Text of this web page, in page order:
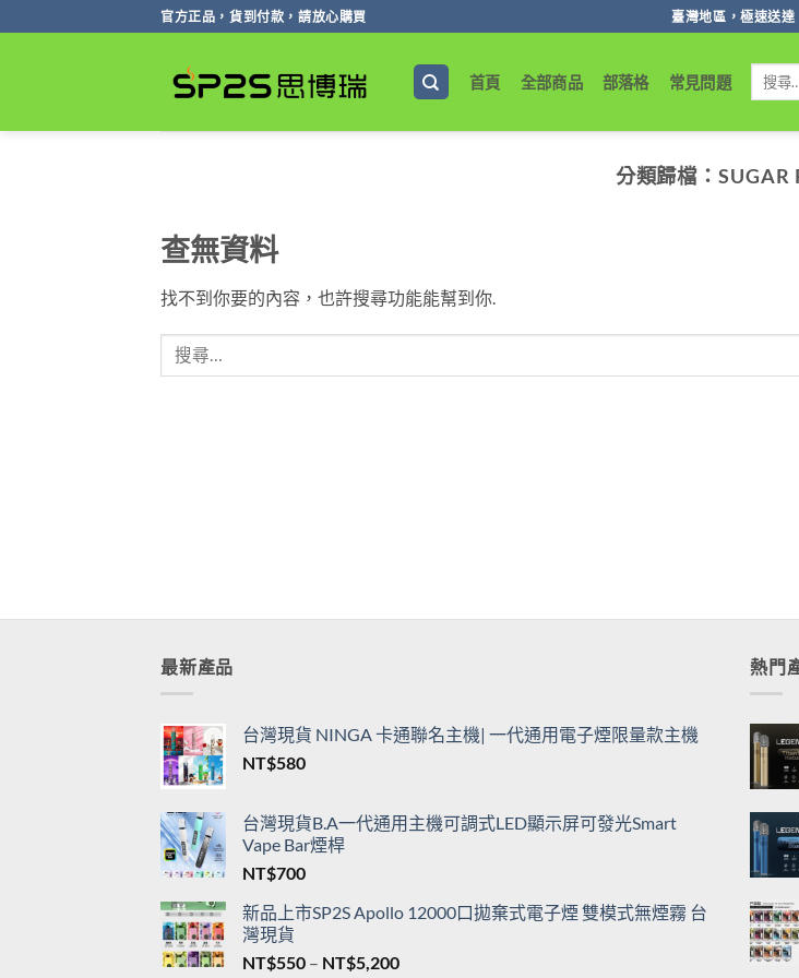
轉
官方正品，貨到付款，請放心購買 臺灣地區，極速送達
首頁 全部商品 部落格 常見問題
鍵
分類歸檔：SUGAR
查無資料
找不到你要的內容，也許搜尋功能能幫到你.
最新產品
台灣現貨 NINGA 卡通聯名主機| 一代通用電子煙限量款主機
NT$580
台灣現貨B.A一代通用主機可調式LED顯示屏可發光Smart
Vape Bar煙桿
NT$700
新品上市SP2S Apollo 12000口拋棄式電子煙 雙模式無煙霧 台
灣現貨
NT$550 – NT$5,200價
熱門